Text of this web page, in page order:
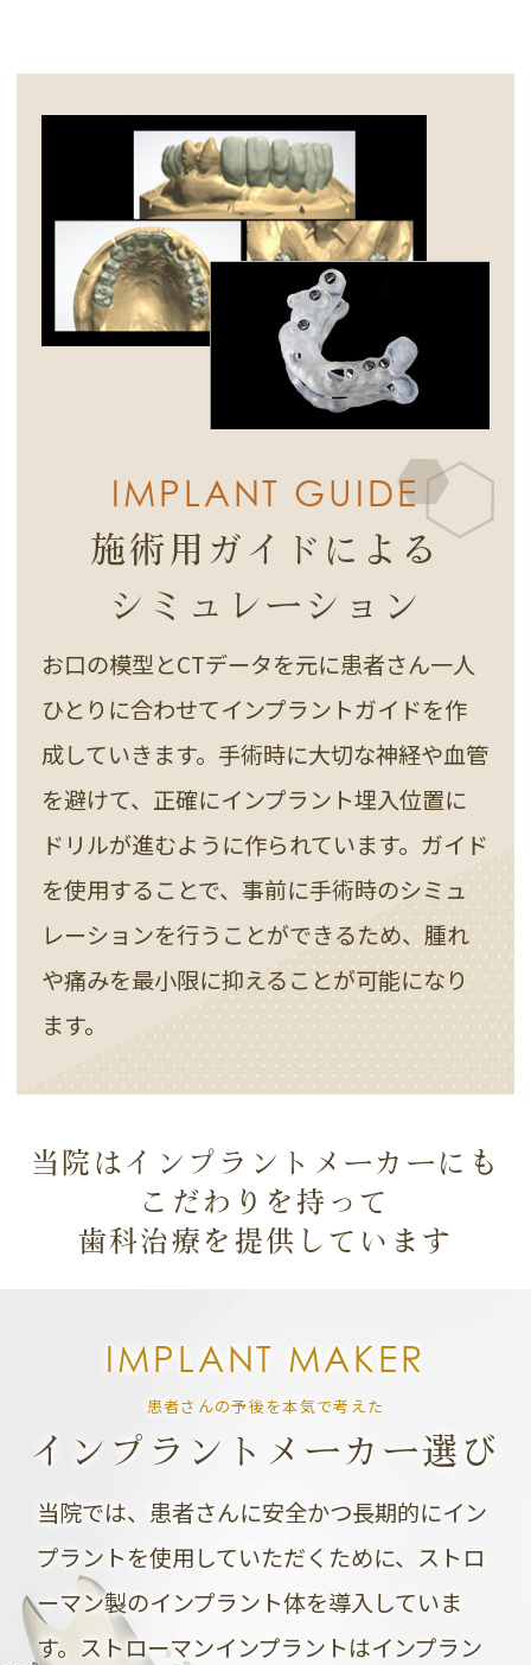
IMPLANT GUIDE
施術用ガイドによる
シミュレーション
お口の模型とCTデータを元に患者さん一人
ひとりに合わせてインプラントガイドを作
成していきます。手術時に大切な神経や血管
を避けて、正確にインプラント埋入位置に
ドリルが進むように作られています。ガイド
を使用することで、事前に手術時のシミュ
レーションを行うことができるため、腫れ
や痛みを最小限に抑えることが可能になり
ます。
当院はインプラントメーカーにも
こだわりを持って
歯科治療を提供しています
IMPLANT MAKER
患者さんの予後を本気で考えた
インプラントメーカー選び
当院では、患者さんに安全かつ長期的にイン
プラントを使用していただくために、 ストロ
ーマン製のインプラント体を導入していま
す。 ストローマンインプラントはインプラン